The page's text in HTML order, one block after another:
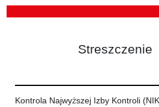
Streszczenie
Kontrola Najwyższej Izby Kontroli